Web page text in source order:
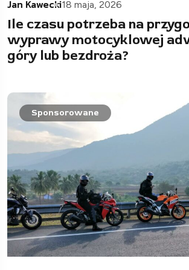
Jan Kawecki18 maja, 2026
Ile czasu potrzeba na
wyprawy motocyklowej
góry lub bezdroża?
Sponsorowane